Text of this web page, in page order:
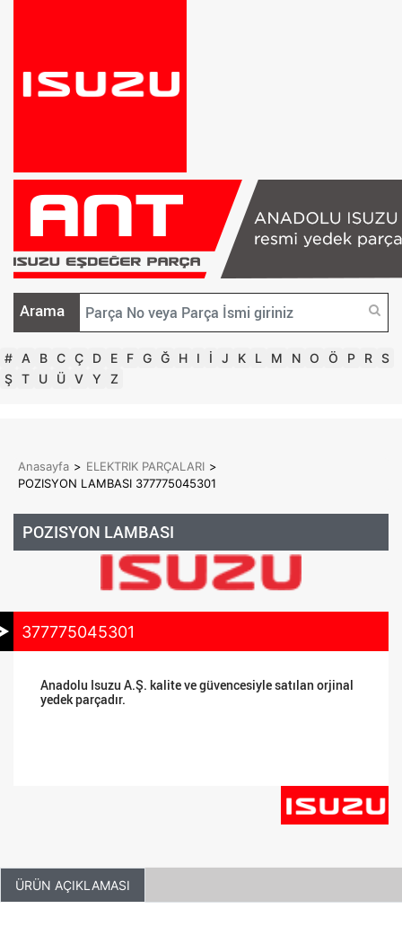
Arama
# A B C Ç D E F G Ğ H I İ J K L M N O Ö P R S
Ş T U Ü V Y Z
Anasayfa > ELEKTRIK PARÇALARI >
POZISYON LAMBASI 377775045301
POZISYON LAMBASI
377775045301
Anadolu Isuzu A.Ş. kalite ve güvencesiyle satılan orjinal
yedek parçadır.
ÜRÜN AÇIKLAMASI